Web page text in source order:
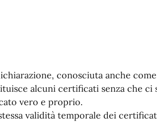
conosciuta anche
alcuni certificati senza che ci
vero e proprio.
validità temporale dei